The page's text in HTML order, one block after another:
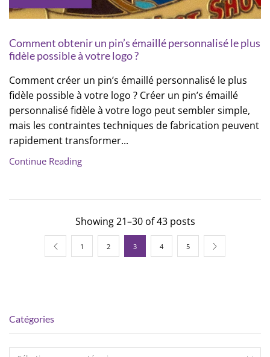
Comment obtenir un pin’s émaillé personnalisé le plus
fidèle possible à votre logo ?
Comment créer un pin’s émaillé personnalisé le plus
fidèle possible à votre logo ? Créer un pin’s émaillé
personnalisé fidèle à votre logo peut sembler simple,
mais les contraintes techniques de fabrication peuvent
rapidement transformer...
Continue Reading
Showing 21–30 of 43 posts
1 2 3 4 5
Catégories